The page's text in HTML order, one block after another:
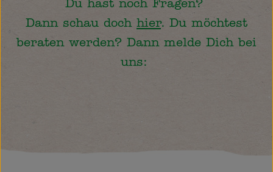
Tiefkühlprodukte
Du hast noch Fragen?
Dann schau doch hier. Du möchtest
beraten werden? Dann melde Dich bei
uns: